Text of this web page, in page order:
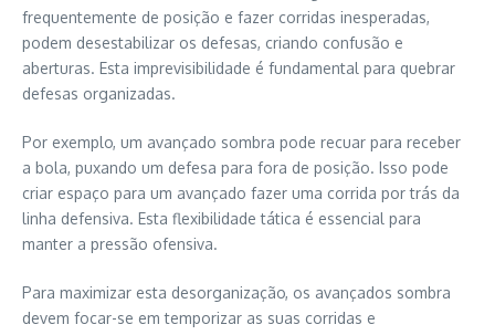
frequentemente de posição e fazer corridas inesperadas,
podem desestabilizar os defesas, criando confusão e
aberturas. Esta imprevisibilidade é fundamental para quebrar
defesas organizadas.
Por exemplo, um avançado sombra pode recuar para receber
a bola, puxando um defesa para fora de posição. Isso pode
criar espaço para um avançado fazer uma corrida por trás da
linha defensiva. Esta flexibilidade tática é essencial para
manter a pressão ofensiva.
Para maximizar esta desorganização, os avançados sombra
devem focar-se em temporizar as suas corridas e